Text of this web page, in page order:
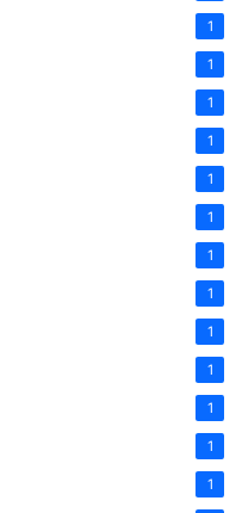
1
1
1
1
1
1
1
1
1
1
1
1
1